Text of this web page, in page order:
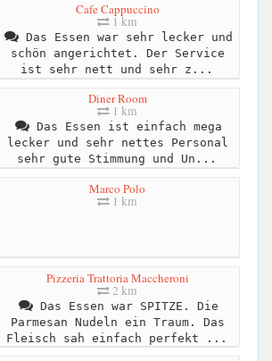
Cafe Cappuccino
1 km
Das Essen war sehr lecker und
schön angerichtet. Der Service
ist sehr nett und sehr z...
Diner Room
1 km
Das Essen ist einfach mega
lecker und sehr nettes Personal
sehr gute Stimmung und Un...
Marco Polo
1 km
Pizzeria Trattoria Maccheroni
2 km
Das Essen war SPITZE. Die
Parmesan Nudeln ein Traum. Das
Fleisch sah einfach perfekt ...